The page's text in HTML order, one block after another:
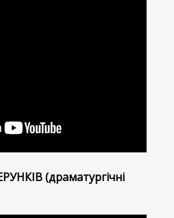
(драматургічні